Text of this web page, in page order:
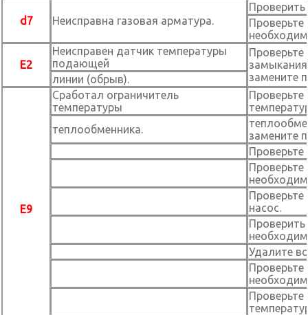
d7 Неисправна газовая арматура.
Проверьте
E2
Неисправен датчик температуры
подающей
замените
линии (обрыв).
E9
Сработал ограничитель
температуры
теплообменника.
замените
Проверьте
Проверьте
Проверьте
насос.
Удалите